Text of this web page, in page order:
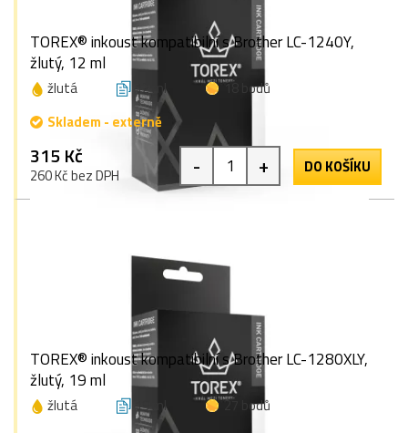
TOREX® inkoust kompatibilní s Brother LC-1240Y,
žlutý, 12 ml
žlutá 12 ml
18 bodů
Skladem - externě
315 Kč
260 Kč bez DPH - + DO KOŠÍKU
TOREX® inkoust kompatibilní s Brother LC-1280XLY,
žlutý, 19 ml
žlutá 19 ml
27 bodů